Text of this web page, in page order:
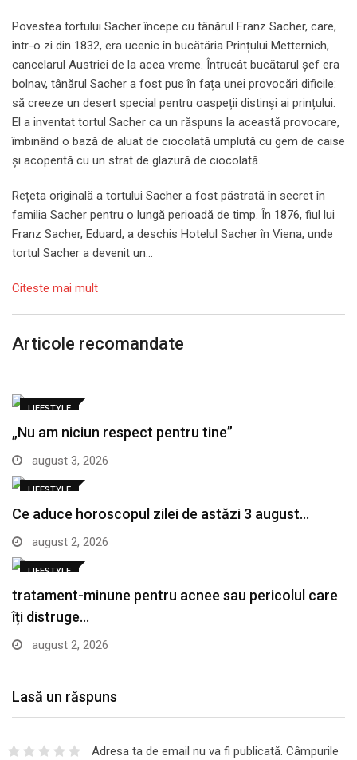
Povestea tortului Sacher începe cu tânărul Franz Sacher, care,
într-o zi din 1832, era ucenic în bucătăria Prințului Metternich,
cancelarul Austriei de la acea vreme. Întrucât bucătarul șef era
bolnav, tânărul Sacher a fost pus în fața unei provocări dificile:
să creeze un desert special pentru oaspeții distinși ai prințului.
El a inventat tortul Sacher ca un răspuns la această provocare,
îmbinând o bază de aluat de ciocolată umplută cu gem de caise
și acoperită cu un strat de glazură de ciocolată.
Rețeta originală a tortului Sacher a fost păstrată în secret în
familia Sacher pentru o lungă perioadă de timp. În 1876, fiul lui
Franz Sacher, Eduard, a deschis Hotelul Sacher în Viena, unde
tortul Sacher a devenit un…
Citeste mai mult
Articole recomandate
LIFESTYLE
„Nu am niciun respect pentru tine”
august 3, 2026
LIFESTYLE
Ce aduce horoscopul zilei de astăzi 3 august…
august 2, 2026
LIFESTYLE
tratament-minune pentru acnee sau pericolul care
îți distruge…
august 2, 2026
Lasă un răspuns
Adresa ta de email nu va fi publicată. Câmpurile